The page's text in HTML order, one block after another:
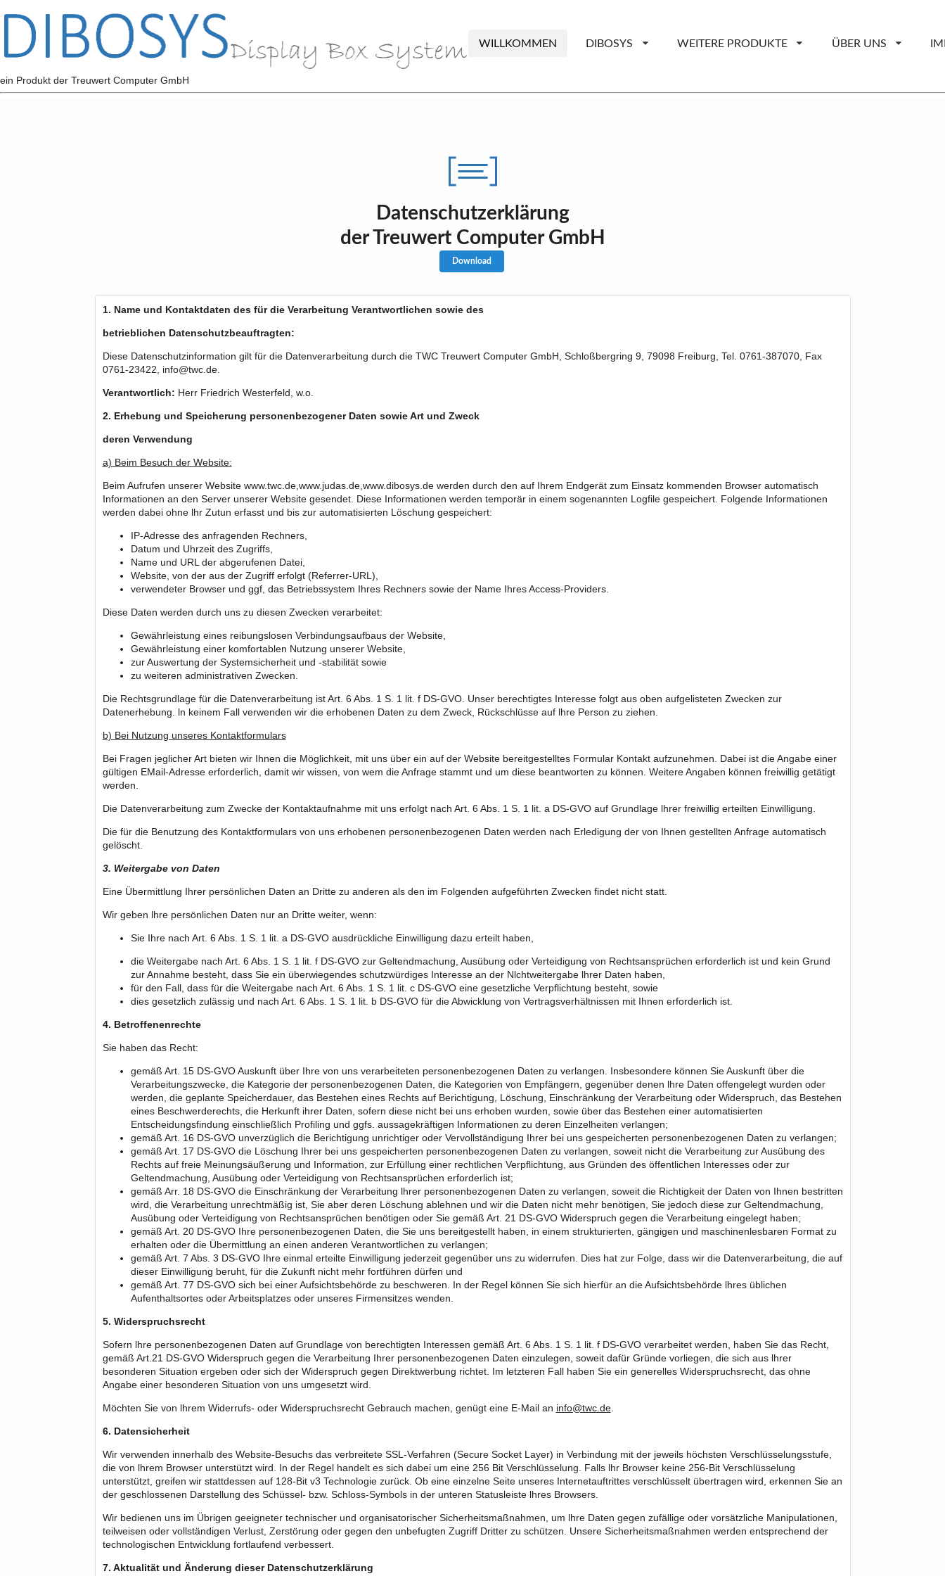
ein Produkt der Treuwert Computer GmbH
WILLKOMMEN DIBOSYS WEITERE PRODUKTE ÜBER UNS
Datenschutzerklärung
der Treuwert Computer GmbH
Download
1. Name und Kontaktdaten des für die Verarbeitung Verantwortlichen sowie des
betrieblichen Datenschutzbeauftragten:
Diese Datenschutzinformation gilt für die Datenverarbeitung durch die TWC Treuwert Computer GmbH, Schloßbergring 9, 79098 Freiburg, Tel. 0761-387070, Fax
0761-23422, info@twc.de.
Verantwortlich: Herr Friedrich Westerfeld, w.o.
2. Erhebung und Speicherung personenbezogener Daten sowie Art und Zweck
deren Verwendung
a) Beim Besuch der Website:
Beim Aufrufen unserer Website www.twc.de,www.judas.de,www.dibosys.de werden durch den auf Ihrem Endgerät zum Einsatz kommenden Browser automatisch
Informationen an den Server unserer Website gesendet. Diese Informationen werden temporär in einem sogenannten Logfile gespeichert. Folgende Informationen
werden dabei ohne lhr Zutun erfasst und bis zur automatisierten Löschung gespeichert:
IP-Adresse des anfragenden Rechners,
Datum und Uhrzeit des Zugriffs,
Name und URL der abgerufenen Datei,
Website, von der aus der Zugriff erfolgt (Referrer-URL),
verwendeter Browser und ggf, das Betriebssystem Ihres Rechners sowie der Name Ihres Access-Providers.
Diese Daten werden durch uns zu diesen Zwecken verarbeitet:
Gewährleistung eines reibungslosen Verbindungsaufbaus der Website,
Gewährleistung einer komfortablen Nutzung unserer Website,
zur Auswertung der Systemsicherheit und -stabilität sowie
zu weiteren administrativen Zwecken.
Die Rechtsgrundlage für die Datenverarbeitung ist Art. 6 Abs. 1 S. 1 lit. f DS-GVO. Unser berechtigtes Interesse folgt aus oben aufgelisteten Zwecken zur
Datenerhebung. ln keinem Fall verwenden wir die erhobenen Daten zu dem Zweck, Rückschlüsse auf lhre Person zu ziehen.
b) Bei Nutzung unseres Kontaktformulars
Bei Fragen jeglicher Art bieten wir Ihnen die Möglichkeit, mit uns über ein auf der Website bereitgestelltes Formular Kontakt aufzunehmen. Dabei ist die Angabe einer
gültigen EMail-Adresse erforderlich, damit wir wissen, von wem die Anfrage stammt und um diese beantworten zu können. Weitere Angaben können freiwillig getätigt
werden.
Die Datenverarbeitung zum Zwecke der Kontaktaufnahme mit uns erfolgt nach Art. 6 Abs. 1 S. 1 lit. a DS-GVO auf Grundlage lhrer freiwillig erteilten Einwilligung.
Die für die Benutzung des Kontaktformulars von uns erhobenen personenbezogenen Daten werden nach Erledigung der von Ihnen gestellten Anfrage automatisch
gelöscht.
3. Weitergabe von Daten
Eine Übermittlung Ihrer persönlichen Daten an Dritte zu anderen als den im Folgenden aufgeführten Zwecken findet nicht statt.
Wir geben lhre persönlichen Daten nur an Dritte weiter, wenn:
Sie Ihre nach Art. 6 Abs. 1 S. 1 lit. a DS-GVO ausdrückliche Einwilligung dazu erteilt haben,
die Weitergabe nach Art. 6 Abs. 1 S. 1 lit. f DS-GVO zur Geltendmachung, Ausübung oder Verteidigung von Rechtsansprüchen erforderlich ist und kein Grund
zur Annahme besteht, dass Sie ein überwiegendes schutzwürdiges Interesse an der Nlchtweitergabe lhrer Daten haben,
für den Fall, dass für die Weitergabe nach Art. 6 Abs. 1 S. 1 lit. c DS-GVO eine gesetzliche Verpflichtung besteht, sowie
dies gesetzlich zulässig und nach Art. 6 Abs. 1 S. 1 lit. b DS-GVO für die Abwicklung von Vertragsverhältnissen mit Ihnen erforderlich ist.
4. Betroffenenrechte
Sie haben das Recht:
gemäß Art. 15 DS-GVO Auskunft über Ihre von uns verarbeiteten personenbezogenen Daten zu verlangen. Insbesondere können Sie Auskunft über die
Verarbeitungszwecke, die Kategorie der personenbezogenen Daten, die Kategorien von Empfängern, gegenüber denen lhre Daten offengelegt wurden oder
werden, die geplante Speicherdauer, das Bestehen eines Rechts auf Berichtigung, Löschung, Einschränkung der Verarbeitung oder Widerspruch, das Bestehen
eines Beschwerderechts, die Herkunft ihrer Daten, sofern diese nicht bei uns erhoben wurden, sowie über das Bestehen einer automatisierten
Entscheidungsfindung einschließlich Profiling und ggfs. aussagekräftigen Informationen zu deren Einzelheiten verlangen;
gemäß Art. 16 DS-GVO unverzüglich die Berichtigung unrichtiger oder Vervollständigung Ihrer bei uns gespeicherten personenbezogenen Daten zu verlangen;
gemäß Art. 17 DS-GVO die Löschung Ihrer bei uns gespeicherten personenbezogenen Daten zu verlangen, soweit nicht die Verarbeitung zur Ausübung des
Rechts auf freie Meinungsäußerung und Information, zur Erfüllung einer rechtlichen Verpflichtung, aus Gründen des öffentlichen Interesses oder zur
Geltendmachung, Ausübung oder Verteidigung von Rechtsansprüchen erforderlich ist;
gemäß Arr. 18 DS-GVO die Einschränkung der Verarbeitung lhrer personenbezogenen Daten zu verlangen, soweit die Richtigkeit der Daten von Ihnen bestritten
wird, die Verarbeitung unrechtmäßig ist, Sie aber deren Löschung ablehnen und wir die Daten nicht mehr benötigen, Sie jedoch diese zur Geltendmachung,
Ausübung oder Verteidigung von Rechtsansprüchen benötigen oder Sie gemäß Art. 21 DS-GVO Widerspruch gegen die Verarbeitung eingelegt haben;
gemäß Art. 20 DS-GVO Ihre personenbezogenen Daten, die Sie uns bereitgestellt haben, in einem strukturierten, gängigen und maschinenlesbaren Format zu
erhalten oder die Übermittlung an einen anderen Verantwortlichen zu verlangen;
gemäß Art. 7 Abs. 3 DS-GVO Ihre einmal erteilte Einwilligung jederzeit gegenüber uns zu widerrufen. Dies hat zur Folge, dass wir die Datenverarbeitung, die auf
dieser Einwilligung beruht, für die Zukunft nicht mehr fortführen dürfen und
gemäß Art. 77 DS-GVO sich bei einer Aufsichtsbehörde zu beschweren. In der Regel können Sie sich hierfür an die Aufsichtsbehörde lhres üblichen
Aufenthaltsortes oder Arbeitsplatzes oder unseres Firmensitzes wenden.
5. Widerspruchsrecht
Sofern lhre personenbezogenen Daten auf Grundlage von berechtigten Interessen gemäß Art. 6 Abs. 1 S. 1 lit. f DS-GVO verarbeitet werden, haben Sie das Recht,
gemäß Art.21 DS-GVO Widerspruch gegen die Verarbeitung Ihrer personenbezogenen Daten einzulegen, soweit dafür Gründe vorliegen, die sich aus lhrer
besonderen Situation ergeben oder sich der Widerspruch gegen Direktwerbung richtet. Im letzteren Fall haben Sie ein generelles Widerspruchsrecht, das ohne
Angabe einer besonderen Situation von uns umgesetzt wird.
Möchten Sie von lhrem Widerrufs- oder Widerspruchsrecht Gebrauch machen, genügt eine E-Mail an info@twc.de.
6. Datensicherheit
Wir verwenden innerhalb des Website-Besuchs das verbreitete SSL-Verfahren (Secure Socket Layer) in Verbindung mit der jeweils höchsten Verschlüsselungsstufe,
die von lhrem Browser unterstützt wird. In der Regel handelt es sich dabei um eine 256 Bit Verschlüsselung. Falls lhr Browser keine 256-Bit Verschlüsselung
unterstützt, greifen wir stattdessen auf 128-Bit v3 Technologie zurück. Ob eine einzelne Seite unseres Internetauftrittes verschlüsselt übertragen wird, erkennen Sie an
der geschlossenen Darstellung des Schüssel- bzw. Schloss-Symbols in der unteren Statusleiste lhres Browsers.
Wir bedienen uns im Übrigen geeigneter technischer und organisatorischer Sicherheitsmaßnahmen, um lhre Daten gegen zufällige oder vorsätzliche Manipulationen,
teilweisen oder vollständigen Verlust, Zerstörung oder gegen den unbefugten Zugriff Dritter zu schützen. Unsere Sicherheitsmaßnahmen werden entsprechend der
technologischen Entwicklung fortlaufend verbessert.
7. Aktualität und Änderung dieser Datenschutzerklärung